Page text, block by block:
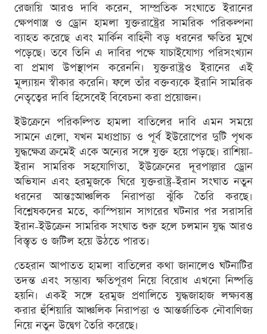
রেজায়ি আরও দাবি করেন, সাম্প্রতিক সংঘাতে ইরানের
ক্ষেপণাস্ত্র ও ড্রোন হামলা যুক্তরাষ্ট্রের সামরিক পরিকল্পনা
ব্যাহত করেছে এবং মার্কিন বাহিনী বড় ধরনের ক্ষতির মুখে
পড়েছে। তবে তিনি এ দাবির পক্ষে যাচাইযোগ্য পরিসংখ্যান
বা প্রমাণ উপস্থাপন করেননি। যুক্তরাষ্ট্রও ইরানের এই
মূল্যায়ন স্বীকার করেনি। ফলে তাঁর বক্তব্যকে ইরানি সামরিক
নেতৃত্বের দাবি হিসেবেই বিবেচনা করা প্রয়োজন।
ইউক্রেনে পরিকল্পিত হামলা বাতিলের দাবি এমন সময়ে
সামনে এলো, যখন মধ্যপ্রাচ্য ও পূর্ব ইউরোপের দুটি পৃথক
যুদ্ধক্ষেত্র ক্রমেই একে অন্যের সঙ্গে যুক্ত হয়ে পড়ছে। রাশিয়া-
ইরান সামরিক সহযোগিতা, ইউক্রেনের দূরপাল্লার ড্রোন
অভিযান এবং হরমুজকে ঘিরে যুক্তরাষ্ট্র-ইরান সংঘাত নতুন
ধরনের আন্তঃআঞ্চলিক নিরাপত্তা ঝুঁকি তৈরি করছে।
বিশ্লেষকদের মতে, কাস্পিয়ান সাগরের ঘটনার পর সরাসরি
ইরান-ইউক্রেন সামরিক সংঘাত শুরু হলে চলমান যুদ্ধ আরও
বিস্তৃত ও জটিল হয়ে উঠতে পারত।
তেহরান আপাতত হামলা বাতিলের কথা জানালেও ঘটনাটির
তদন্ত এবং সম্ভাব্য ক্ষতিপূরণ নিয়ে বিরোধ এখনো নিষ্পত্তি
হয়নি। একই সঙ্গে হরমুজ প্রণালিতে যুদ্ধজাহাজ লক্ষ্যবস্তু
করার হুঁশিয়ারি আঞ্চলিক নিরাপত্তা ও আন্তর্জাতিক নৌবাণিজ্য
নিয়ে নতুন উদ্বেগ তৈরি করেছে।